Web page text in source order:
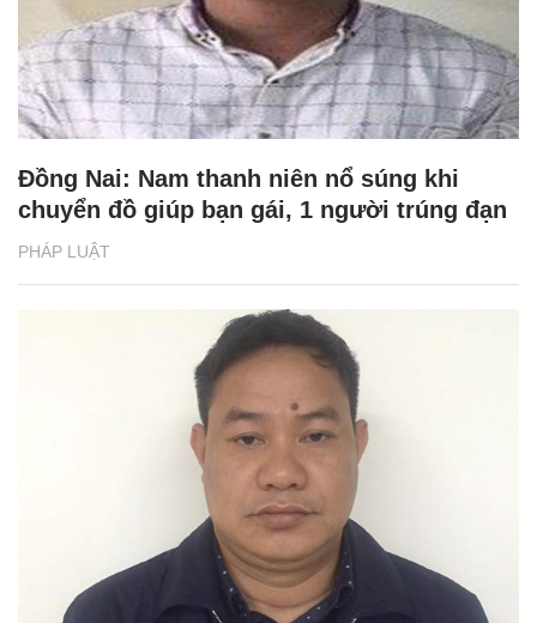
PHÁP LUẬT
Đồng Nai: Nam thanh niên nổ súng khi
chuyển đồ giúp bạn gái, 1 người trúng đạn